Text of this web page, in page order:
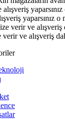
yaparsınız o
verir ve alışveriş